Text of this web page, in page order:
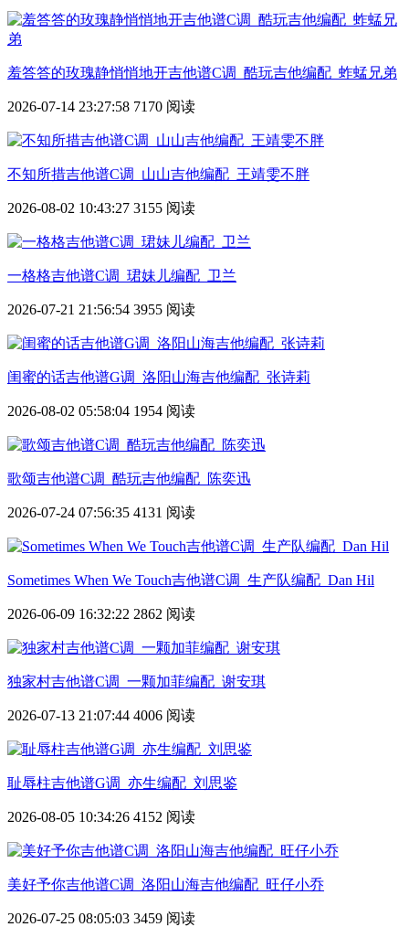
羞答答的玫瑰静悄悄地开吉他谱C调_酷玩吉他编配_蚱蜢兄弟
2026-07-14 23:27:58 7170 阅读
不知所措吉他谱C调_山山吉他编配_王靖雯不胖
2026-08-02 10:43:27 3155 阅读
一格格吉他谱C调_珺妹儿编配_卫兰
2026-07-21 21:56:54 3955 阅读
闺蜜的话吉他谱G调_洛阳山海吉他编配_张诗莉
2026-08-02 05:58:04 1954 阅读
歌颂吉他谱C调_酷玩吉他编配_陈奕迅
2026-07-24 07:56:35 4131 阅读
Sometimes When We Touch吉他谱C调_生产队编配_Dan Hil
2026-06-09 16:32:22 2862 阅读
独家村吉他谱C调_一颗加菲编配_谢安琪
2026-07-13 21:07:44 4006 阅读
耻辱柱吉他谱G调_亦生编配_刘思鉴
2026-08-05 10:34:26 4152 阅读
美好予你吉他谱C调_洛阳山海吉他编配_旺仔小乔
2026-07-25 08:05:03 3459 阅读